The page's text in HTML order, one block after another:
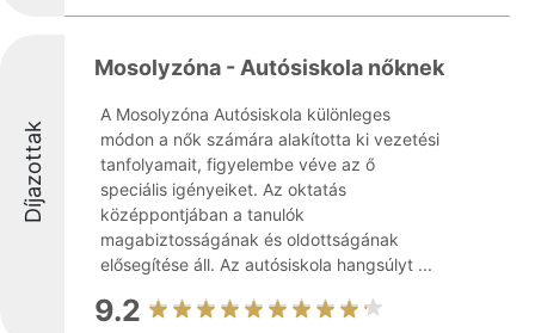
Díjazottak
Mosolyzóna - Autósiskola nőknek
A Mosolyzóna Autósiskola különleges
módon a nők számára alakította ki vezetési
tanfolyamait, figyelembe véve az ő
speciális igényeiket. Az oktatás
középpontjában a tanulók
magabiztosságának és oldottságának
elősegítése áll. Az autósiskola hangsúlyt ...
9.2